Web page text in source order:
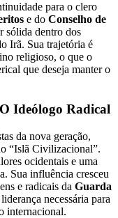
para o clero
e do Conselho de
sólida dentro dos
Irã. Sua trajetória é
religioso, o que o
que deseja manter o
Ideólogo Radical
da nova geração,
“Islã Civilizacional”.
ocidentais e uma
Sua influência cresceu
e radicais da Guarda
necessária para
internacional.